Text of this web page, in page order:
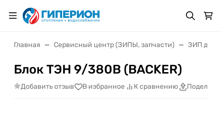
Главная Сервисный центр (ЗИПЫ, запчасти) ЗИП для
Блок ТЭН 9/380В (BACKER)
Добавить отзыв В избранное К сравнению